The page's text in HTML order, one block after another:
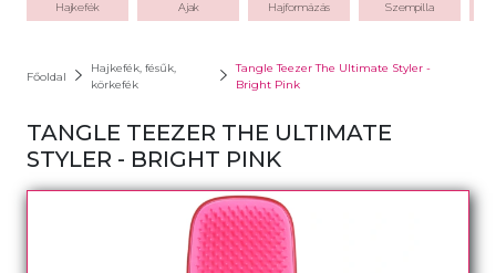
Hajkefék Ajak Hajformázás Szempilla
Főoldal
Hajkefék, fésűk,
körkefék
Tangle Teezer The Ultimate Styler -
Bright Pink
TANGLE TEEZER THE ULTIMATE
STYLER - BRIGHT PINK